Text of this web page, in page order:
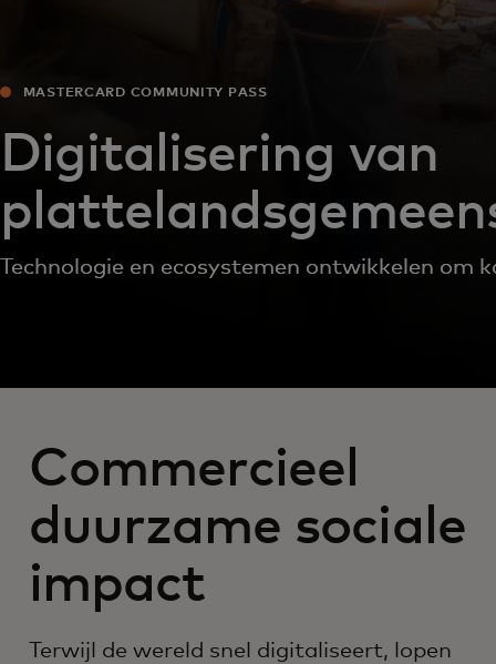
MASTERCARD COMMUNITY PASS
Digitalisering van
Technologie en ecosystemen ontwikkelen om
Commercieel
duurzame sociale
impact
Terwijl de wereld snel digitaliseert, lopen